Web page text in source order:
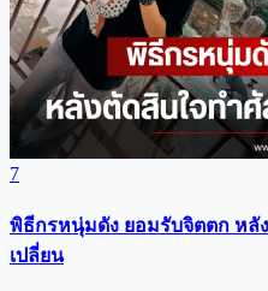
7
พิธีกรหนุ่มดัง ยอมรับจิตตก หลั
เปลี่ยน